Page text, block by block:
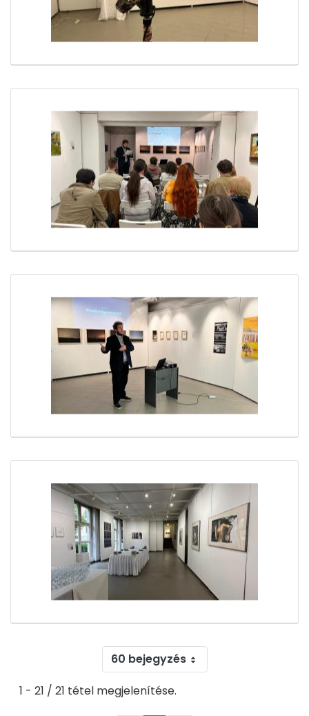
60 bejegyzés
1 - 21 / 21 tétel megjelenítése.